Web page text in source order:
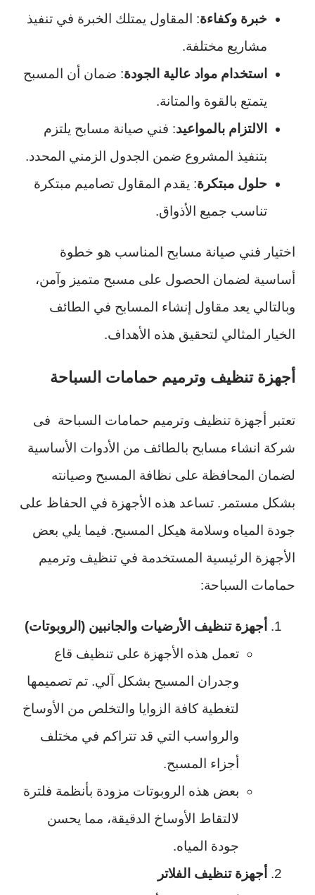
خبرة وكفاءة: المقاول يمتلك الخبرة في تنفيذ
مشاريع مختلفة.
استخدام مواد عالية الجودة: ضمان أن المسبح
يتمتع بالقوة والمتانة.
الالتزام بالمواعيد: فني صيانة مسابح يلتزم
بتنفيذ المشروع ضمن الجدول الزمني المحدد.
حلول مبتكرة: يقدم المقاول تصاميم مبتكرة
تناسب جميع الأذواق.
اختيار فني صيانة مسابح المناسب هو خطوة
أساسية لضمان الحصول على مسبح متميز وآمن،
وبالتالي يعد مقاول إنشاء المسابح في الطائف
الخيار المثالي لتحقيق هذه الأهداف.
أجهزة تنظيف وترميم حمامات السباحة
تعتبر أجهزة تنظيف وترميم حمامات السباحة فى
شركة انشاء مسابح بالطائف من الأدوات الأساسية
لضمان المحافظة على نظافة المسبح وصيانته
بشكل مستمر. تساعد هذه الأجهزة في الحفاظ على
جودة المياه وسلامة هيكل المسبح. فيما يلي بعض
الأجهزة الرئيسية المستخدمة في تنظيف وترميم
حمامات السباحة:
أجهزة تنظيف الأرضيات والجانبين (الروبوتات)
تعمل هذه الأجهزة على تنظيف قاع
وجدران المسبح بشكل آلي. تم تصميمها
لتغطية كافة الزوايا والتخلص من الأوساخ
والرواسب التي قد تتراكم في مختلف
أجزاء المسبح.
بعض هذه الروبوتات مزودة بأنظمة فلترة
لالتقاط الأوساخ الدقيقة، مما يحسن
جودة المياه.
أجهزة تنظيف الفلاتر